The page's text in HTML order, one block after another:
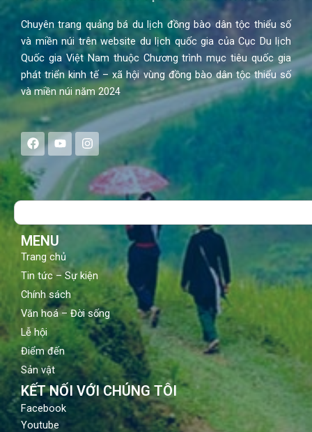
Chuyên trang quảng bá du lịch đồng bào dân tộc thiểu số
và miền núi trên website du lịch quốc gia của Cục Du lịch
Quốc gia Việt Nam thuộc Chương trình mục tiêu quốc gia
phát triển kinh tế – xã hội vùng đồng bào dân tộc thiểu số
và miền núi năm 2024
F
a
c
e
b
o
Y
o
u
t
u
b
I
n
s
a
g
Search
MENU
Trang chủ
Tin tức – Sự kiện
Chính sách
Văn hoá – Đời sống
Lễ hội
Điểm đến
Sản vật
KẾT NỐI VỚI CHÚNG TÔI
Facebook
Youtube